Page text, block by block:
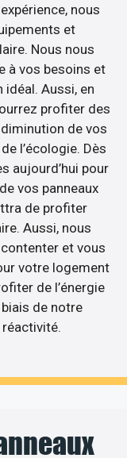
nous
et
Nous nous
à vos besoins et
Aussi, en
profiter des
de vos
l’écologie. Dès
aujourd’hui pour
vos panneaux
de profiter
Aussi, nous
et vous
votre logement
de l’énergie
de notre